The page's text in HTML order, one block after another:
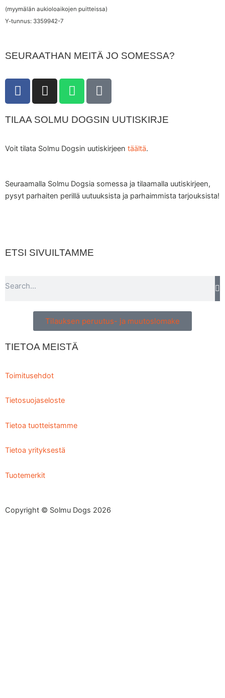
(myymälän aukioloaikojen puitteissa)
Y-tunnus: 3359942-7
SEURAATHAN MEITÄ JO SOMESSA?
F
a
e
o
I
n
t
g
m
W
h
t
a
T
i
t
k
TILAA SOLMU DOGSIN UUTISKIRJE
Voit tilata Solmu Dogsin uutiskirjeen täältä.
Seuraamalla Solmu Dogsia somessa ja tilaamalla uutiskirjeen,
pysyt parhaiten perillä uutuuksista ja parhaimmista tarjouksista!
ETSI SIVUILTAMME
Tilauksen peruutus- ja muutoslomake
TIETOA MEISTÄ
Toimitusehdot
Tietosuojaseloste
Tietoa tuotteistamme
Tietoa yrityksestä
Tuotemerkit
Copyright © Solmu Dogs 2026